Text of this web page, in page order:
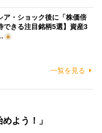
ア・ショック後に「株価倍
できる注目銘柄5選】資産3
一覧を見る
よう！」